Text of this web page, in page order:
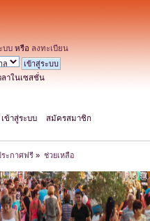
บบ หรือ ลงทะเบียน
ลาในเซสชั่น
เข้าสู่ระบบ สมัครสมาชิก
ระกาศฟรี » ช่วยเหลือ